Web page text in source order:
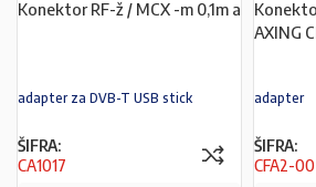
Konektor RF-ž / MCX -m 0,1m a
adapter za DVB-T USB stick
ŠIFRA:
CA1017
AXING
adapter
ŠIFRA:
CFA2-00